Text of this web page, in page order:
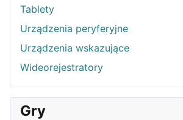
Tablety
Urządzenia peryferyjne
Urządzenia wskazujące
Wideorejestratory
Gry